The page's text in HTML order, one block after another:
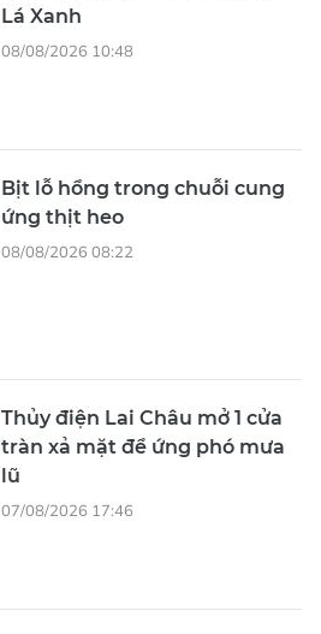
Lá Xanh
08/08/2026 10:48
Bịt lỗ hổng trong chuỗi cung
ứng thịt heo
08/08/2026 08:22
Thủy điện Lai Châu mở 1 cửa
tràn xả mặt để ứng phó mưa
lũ
07/08/2026 17:46